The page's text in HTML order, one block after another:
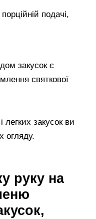
подачі,
закусок є
святкової
легких закусок ви
огляду.
руку на